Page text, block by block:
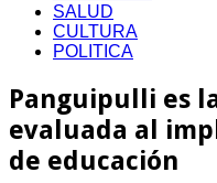
SALUD
CULTURA
POLITICA
Panguipulli es
evaluada al
de educación